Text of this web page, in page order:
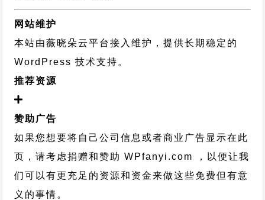
网站维护
本站由薇晓朵云平台接入维护，提供长期稳定的
WordPress 技术支持 。
推荐资源
赞助广告
如果您想要将自己公司信息或者商业广告显示在此
页，请考虑捐赠和赞助 WPfanyi.com ，以便让我
们可以有更充足的资源和资金来做这些免费但有意
义的事情。